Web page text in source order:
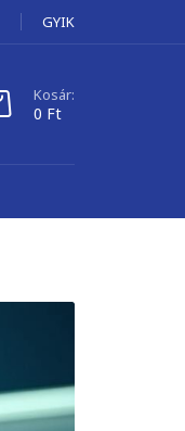
GYIK
Kosár:
0 Ft